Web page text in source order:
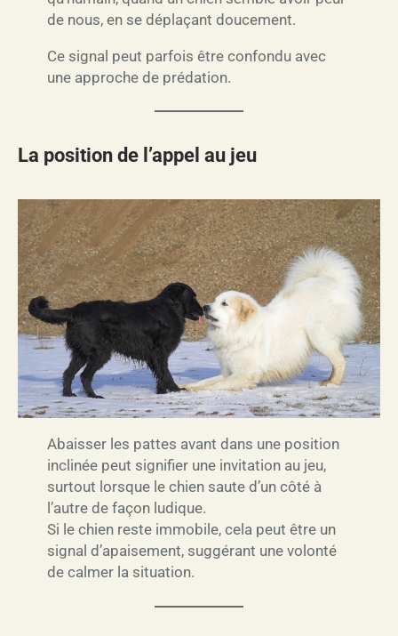
de nous, en se déplaçant doucement.
Ce signal peut parfois être confondu avec
une approche de prédation.
La position de l’appel au jeu
Abaisser les pattes avant dans une position
inclinée peut signifier une invitation au jeu,
surtout lorsque le chien saute d’un côté à
l’autre de façon ludique.
Si le chien reste immobile, cela peut être un
signal d’apaisement, suggérant une volonté
de calmer la situation.